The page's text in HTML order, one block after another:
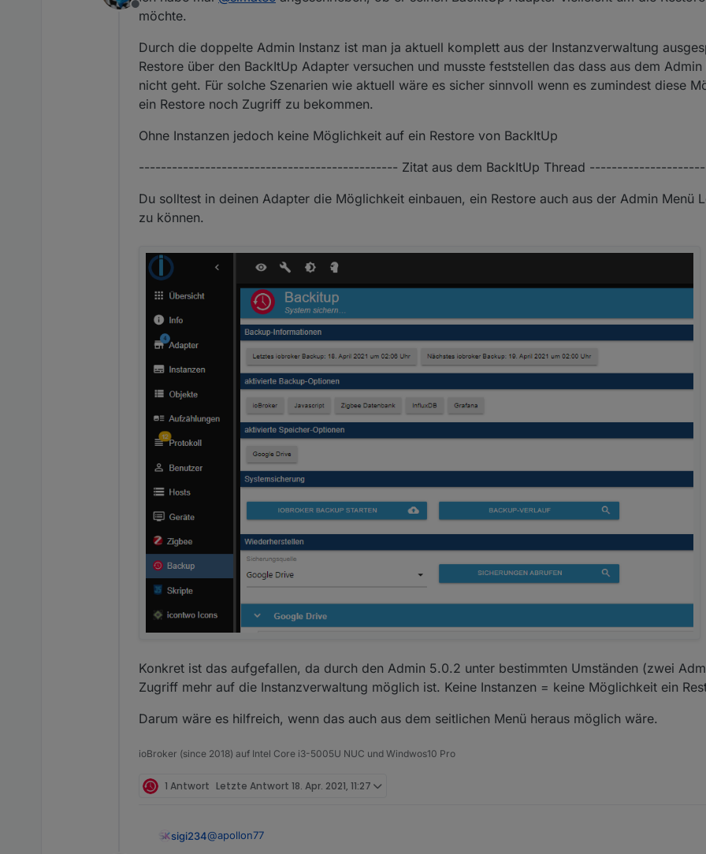
Adapter oder Admin Problem? Beim Aufruf des inventwo VIS aus dem linken Admin Menü
UI diese Fehlermeldung. In der alten UI, war das nicht der Fall.
Bzgl. Darkmode - nach dem ersten Refresh der Seite nach der UI Umstellung, wird zwar über das
wird die Seite auch dunkel.
Außerdem finde ich die Weiße Schrift auf dem sehr dunklen Hintergrund sehr anstregend zum
Schrift Farbe vorschlagen - #d7cec1
unterstützt)
Offline
möchte.
Durch die doppelte Admin Instanz ist man ja aktuell komplett aus der Instanzverwaltung
Restore über den BackItUp Adapter versuchen und musste feststellen das dass aus dem
nicht geht. Für solche Szenarien wie aktuell wäre es sicher sinnvoll wenn es zumindest diese
ein Restore noch Zugriff zu bekommen.
Ohne Instanzen jedoch keine Möglichkeit auf ein Restore von BackItUp
----------------------------------------------- Zitat aus dem BackItUp Thread
Du solltest in deinen Adapter die Möglichkeit einbauen, ein Restore auch aus der Admin Menü
zu können.
Konkret ist das aufgefallen, da durch den Admin 5.0.2 unter bestimmten Umständen (zwei
Zugriff mehr auf die Instanzverwaltung möglich ist. Keine Instanzen = keine Möglichkeit ein
Darum wäre es hilfreich, wenn das auch aus dem seitlichen Menü heraus möglich wäre.
ioBroker (since 2018) auf Intel Core i3-5005U NUC und Windwos10 Pro
1 Antwort Letzte Antwort 18. Apr. 2021, 11:27
sigi234@apollon77